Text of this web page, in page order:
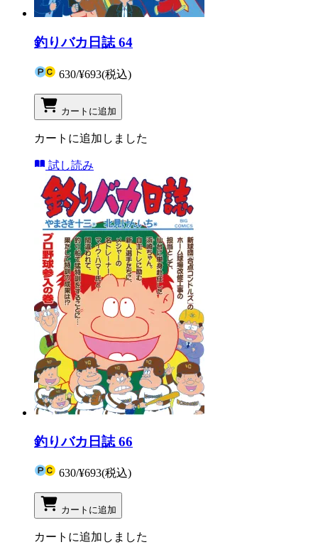
釣りバカ日誌 64
630/¥693(税込)
カートに追加
カートに追加しました
試し読み
釣りバカ日誌 66
630/¥693(税込)
カートに追加
カートに追加しました